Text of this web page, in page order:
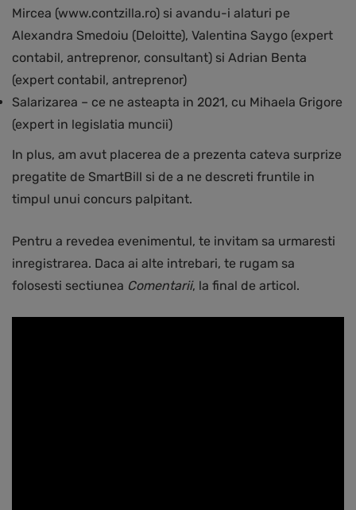
Mircea (www.contzilla.ro) si avandu-i alaturi pe
Alexandra Smedoiu (Deloitte), Valentina Saygo (expert
contabil, antreprenor, consultant) si Adrian Benta
(expert contabil, antreprenor)
Salarizarea – ce ne asteapta in 2021, cu Mihaela Grigore
(expert in legislatia muncii)
In plus, am avut placerea de a prezenta cateva surprize
pregatite de SmartBill si de a ne descreti fruntile in
timpul unui concurs palpitant.
Pentru a revedea evenimentul, te invitam sa urmaresti
inregistrarea. Daca ai alte intrebari, te rugam sa
folosesti sectiunea Comentarii, la final de articol.